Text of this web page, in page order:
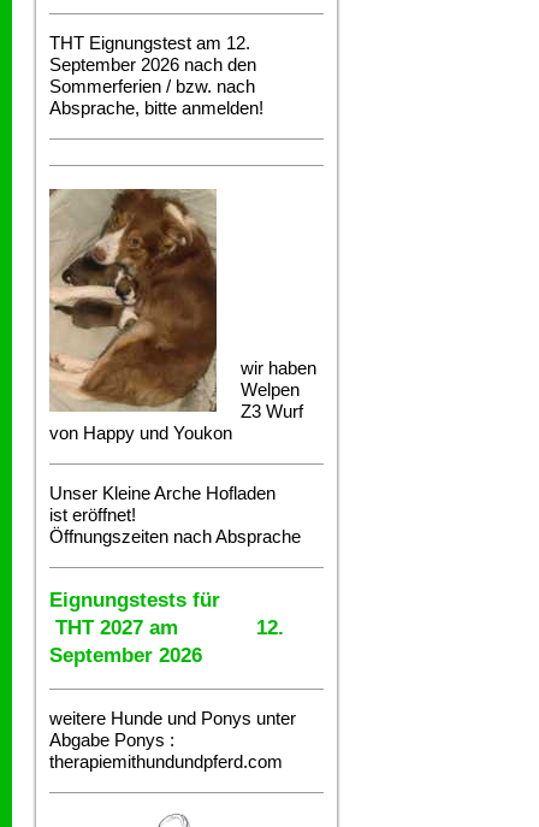
THT Eignungstest am 12.
September 2026 nach den
Sommerferien / bzw. nach
Absprache, bitte anmelden!
wir haben
Welpen
Z3 Wurf
von Happy und Youkon
Unser Kleine Arche Hofladen
ist eröffnet!
Öffnungszeiten nach Absprache
Eignungstests für
THT 2027 am 12.
September 2026
weitere Hunde und Ponys unter
Abgabe Ponys :
therapiemithundundpferd.com